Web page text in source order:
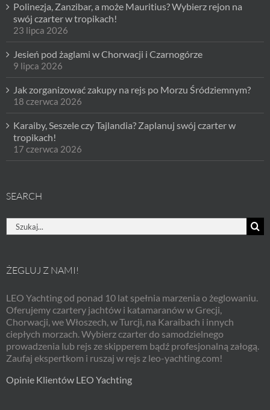
Polinezja, Zanzibar, a może Mauritius? Wybierz rejon na
swój czarter w tropikach!
23 lipca 2026
Jesień pod żaglami w Chorwacji i Czarnogórze
9 lipca 2026
Jak zorganizować zakupy na rejs po Morzu Śródziemnym?
18 czerwca 2026
Karaiby, Seszele czy Tajlandia? Zaplanuj swój czarter w
tropikach!
17 czerwca 2026
SEARCH
Szukaj
ŻEGLUJ Z NAMI!
LEO Yachting od ponad 10 lat spełnia marzenia o żeglowaniu.
Oferujemy czartery jachtów i katamaranów w Grecji,
Chorwacji, we Włoszech, w Turcji, na Karaibach i innych
ciepłych morzach. Wybierz czarter do samodzielnego
prowadzenia lub rejs ze skipperem bądź profesjonalną załogą.
Zaufaj ekspertkom i ruszaj w rejs z leo-yachting.com!
Opinie Klientów LEO Yachting